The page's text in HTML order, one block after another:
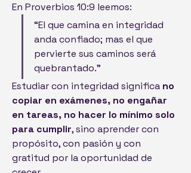
En Proverbios 10:9 leemos:
“El que camina en integridad
anda confiado; mas el que
pervierte sus caminos será
quebrantado.”
Estudiar con integridad significa no
copiar en exámenes, no engañar
en tareas, no hacer lo mínimo solo
para cumplir, sino aprender con
propósito, con pasión y con
gratitud por la oportunidad de